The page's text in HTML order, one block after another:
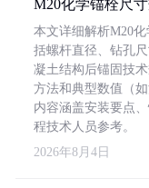
M20化学锚栓尺
本文详细解析M20
括螺杆直径、钻孔
凝土结构后锚固技
方法和典型数值（如
内容涵盖安装要点
程技术人员参考。
2026年8月4日